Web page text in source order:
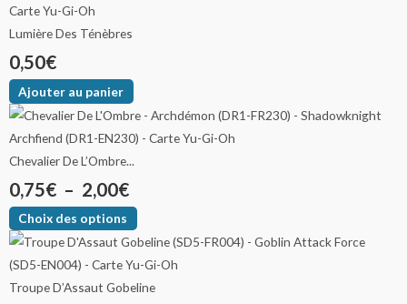
Lumière Des Ténèbres
0,50€
Ajouter au panier
Chevalier De L’Ombre...
0,75€ – 2,00€
Choix des options
Troupe D’Assaut Gobeline